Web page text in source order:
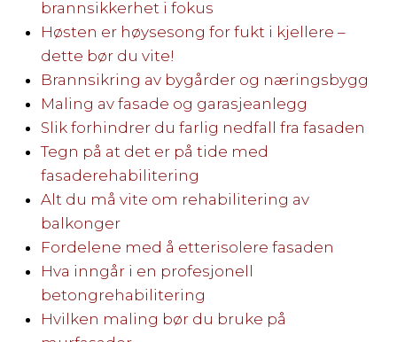
brannsikkerhet i fokus
Høsten er høysesong for fukt i kjellere –
dette bør du vite!
Brannsikring av bygårder og næringsbygg
Maling av fasade og garasjeanlegg
Slik forhindrer du farlig nedfall fra fasaden
Tegn på at det er på tide med
fasaderehabilitering
Alt du må vite om rehabilitering av
balkonger
Fordelene med å etterisolere fasaden
Hva inngår i en profesjonell
betongrehabilitering
Hvilken maling bør du bruke på